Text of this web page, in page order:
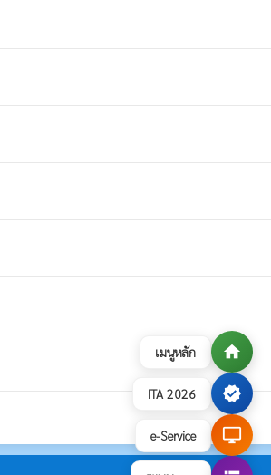
เมนูหลัก home
ITA 2026 verified
e-Service desktop_windows